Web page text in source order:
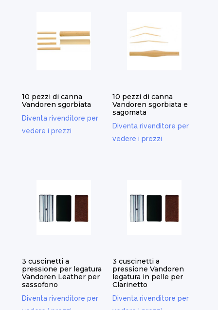
10 pezzi di canna
Vandoren sgorbiata
Diventa rivenditore per
vedere i prezzi
10 pezzi di canna
Vandoren sgorbiata e
sagomata
Diventa rivenditore per
vedere i prezzi
3 cuscinetti a
pressione per legatura
Vandoren Leather per
sassofono
Diventa rivenditore per
3 cuscinetti a
pressione Vandoren
legatura in pelle per
Clarinetto
Diventa rivenditore per